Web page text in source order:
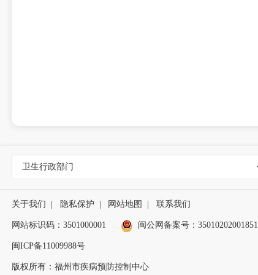
卫生行政部门
关于我们 隐私保护 网站地图 联系我们
网站标识码：3501000001 闽公网备案号：35010202001851
闽ICP备11009988号
版权所有：福州市疾病预防控制中心